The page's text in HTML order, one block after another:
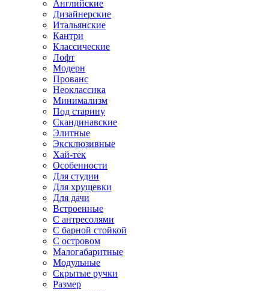
Английские
Дизайнерские
Итальянские
Кантри
Классические
Лофт
Модерн
Прованс
Неоклассика
Минимализм
Под старину
Скандинавские
Элитные
Эксклюзивные
Хай-тек
Особенности
Для студии
Для хрущевки
Для дачи
Встроенные
С антресолями
С барной стойкой
С островом
Малогабаритные
Модульные
Скрытые ручки
Размер